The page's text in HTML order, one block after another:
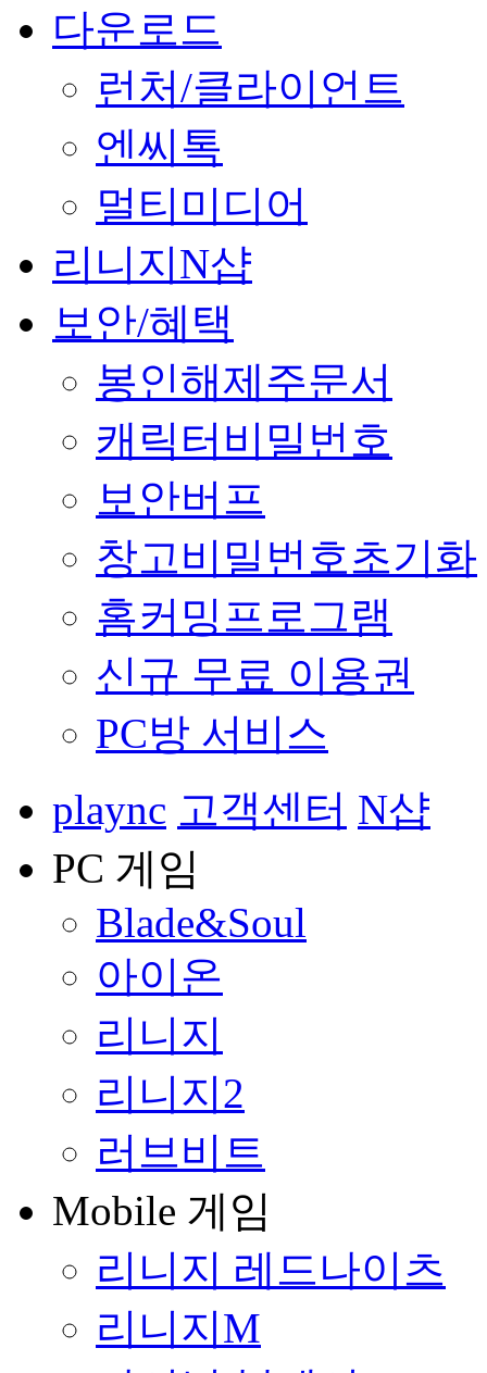
다운로드
런처/클라이언트
엔씨톡
멀티미디어
리니지N샵
보안/혜택
봉인해제주문서
캐릭터비밀번호
보안버프
창고비밀번호초기화
홈커밍프로그램
신규 무료 이용권
PC방 서비스
plaync 고객센터 N샵
PC 게임
Blade&Soul
아이온
리니지
리니지2
러브비트
Mobile 게임
리니지 레드나이츠
리니지M